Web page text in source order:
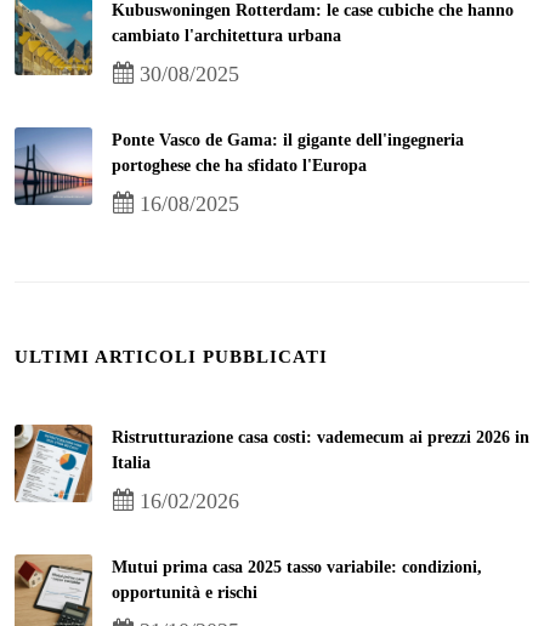
Kubuswoningen Rotterdam: le case cubiche che hanno
cambiato l'architettura urbana
30/08/2025
Ponte Vasco de Gama: il gigante dell'ingegneria
portoghese che ha sfidato l'Europa
16/08/2025
ULTIMI ARTICOLI PUBBLICATI
Ristrutturazione casa costi: vademecum ai prezzi 2026 in
Italia
16/02/2026
Mutui prima casa 2025 tasso variabile: condizioni,
opportunità e rischi